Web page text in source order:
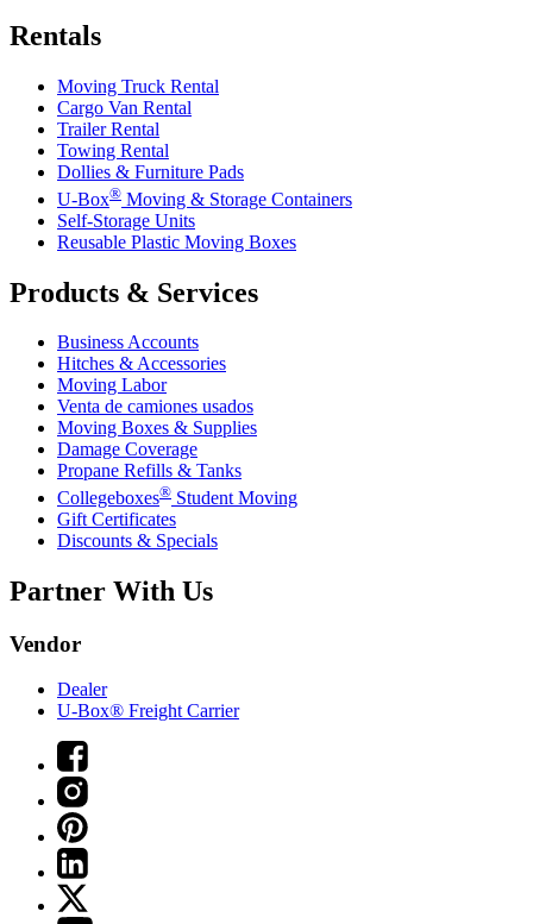
Rentals
Moving Truck Rental
Cargo Van Rental
Trailer Rental
Towing Rental
Dollies & Furniture Pads
U-Box® Moving & Storage Containers
Self-Storage Units
Reusable Plastic Moving Boxes
Products & Services
Business Accounts
Hitches & Accessories
Moving Labor
Venta de camiones usados
Moving Boxes & Supplies
Damage Coverage
Propane Refills & Tanks
Collegeboxes® Student Moving
Gift Certificates
Discounts & Specials
Partner With Us
Vendor
Dealer
U-Box® Freight Carrier